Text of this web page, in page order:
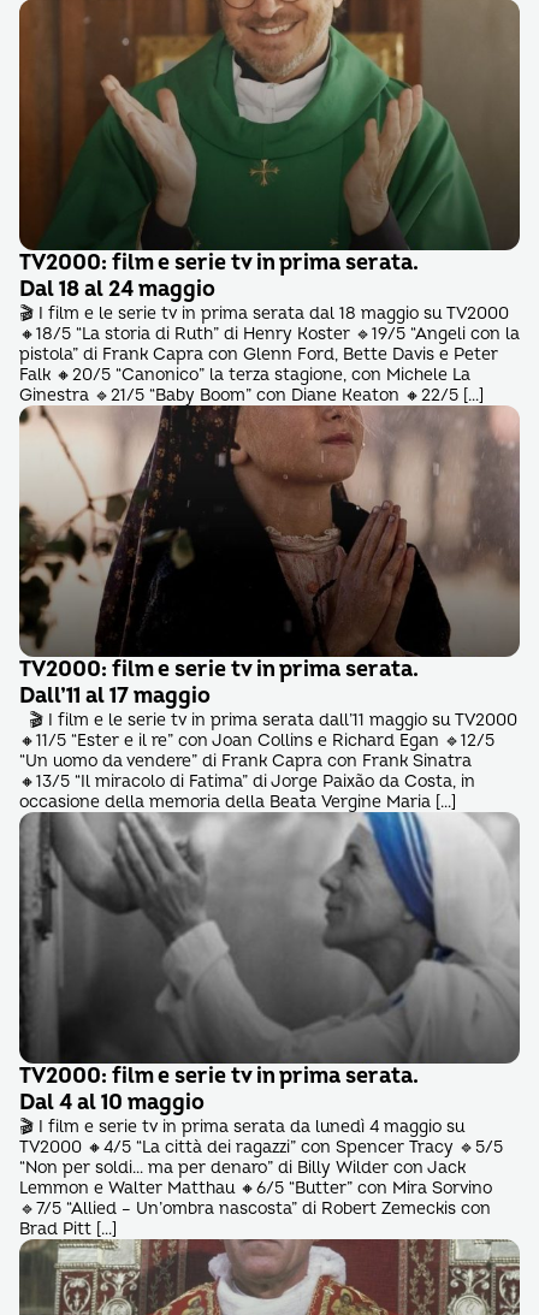
TV2000: film e serie tv in prima serata.
Dal 18 al 24 maggio
🎬 I film e le serie tv in prima serata dal 18 maggio su TV2000
🔸18/5 “La storia di Ruth” di Henry Koster 🔹19/5 “Angeli con la
pistola” di Frank Capra con Glenn Ford, Bette Davis e Peter
Falk 🔸20/5 “Canonico” la terza stagione, con Michele La
Ginestra 🔹21/5 “Baby Boom” con Diane Keaton 🔸22/5 […]
TV2000: film e serie tv in prima serata.
Dall’11 al 17 maggio
🎬 I film e le serie tv in prima serata dall’11 maggio su TV2000
🔸11/5 “Ester e il re” con Joan Collins e Richard Egan 🔹12/5
“Un uomo da vendere” di Frank Capra con Frank Sinatra
🔸13/5 “Il miracolo di Fatima” di Jorge Paixão da Costa, in
occasione della memoria della Beata Vergine Maria […]
TV2000: film e serie tv in prima serata.
Dal 4 al 10 maggio
🎬 I film e serie tv in prima serata da lunedì 4 maggio su
TV2000 🔸4/5 “La città dei ragazzi” con Spencer Tracy 🔹5/5
“Non per soldi… ma per denaro” di Billy Wilder con Jack
Lemmon e Walter Matthau 🔸6/5 “Butter” con Mira Sorvino
🔹7/5 “Allied – Un’ombra nascosta” di Robert Zemeckis con
Brad Pitt […]